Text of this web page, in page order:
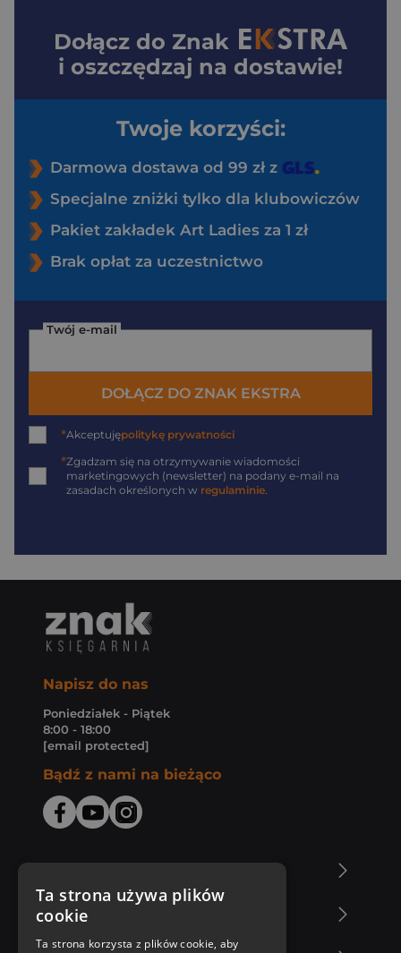
Dołącz do Znak
i oszczędzaj na dostawie!
Twoje korzyści:
Darmowa dostawa od 99 zł z
Specjalne zniżki tylko dla klubowiczów
Pakiet zakładek Art Ladies za 1 zł
Brak opłat za uczestnictwo
Twój e-mail
DOŁĄCZ DO ZNAK EKSTRA
*Akceptujępolitykę prywatności
*Zgadzam się na otrzymywanie wiadomości
marketingowych (newsletter) na podany e-mail na
zasadach określonych w regulaminie
Napisz do nas
Poniedziałek - Piątek
8:00 - 18:00
[email protected]
Bądź z nami na bieżąco
Zakupy u nas
Ta strona używa plików
cookie
Ta strona korzysta z plików cookie, aby